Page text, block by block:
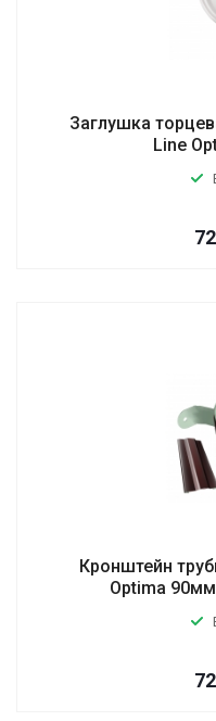
Заглушка
Line
72
Кронштейн
Optima
72